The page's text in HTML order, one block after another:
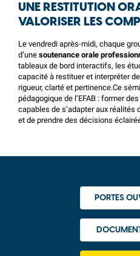
UNE RESTITUTION
VALORISER LES
Le vendredi après-midi, chaque
d’une soutenance orale
tableaux de bord interactifs, les
capacité à restituer et interpréter
rigueur, clarté et pertinence.Ce
pédagogique de l’EFAB : former
capables de s’adapter aux réalités
et de prendre des décisions
PORTES